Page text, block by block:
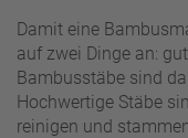
Damit eine
auf zwei Dinge an:
Bambusstäbe sind
Hochwertige Stäbe
reinigen und